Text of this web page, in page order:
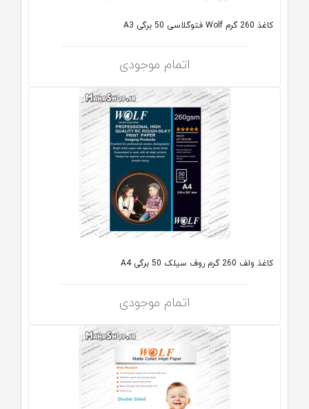
کاغذ 260 گرم Wolf فتوگلاسی 50 برگی A3
اتمام موجودی
کاغذ ولف 260 گرم روف سیلک 50 برگی A4
اتمام موجودی